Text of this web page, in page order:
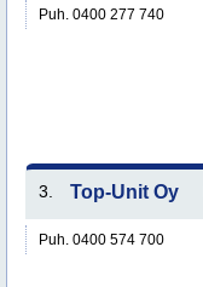
Puh. 0400 277 740
3. Top-Unit Oy
Puh. 0400 574 700